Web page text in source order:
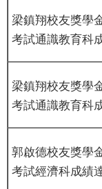
梁鎮翔校友獎學
考試通識教育科
梁鎮翔校友獎學
考試通識教育科
郭啟德校友獎學
考試經濟科成績